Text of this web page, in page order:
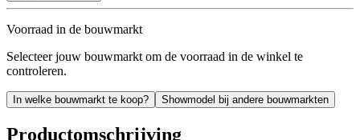
Voorraad in de bouwmarkt
Selecteer jouw bouwmarkt om de voorraad in de winkel te
controleren.
In welke bouwmarkt te koop? Showmodel bij andere bouwmarkten
Productomschrijving